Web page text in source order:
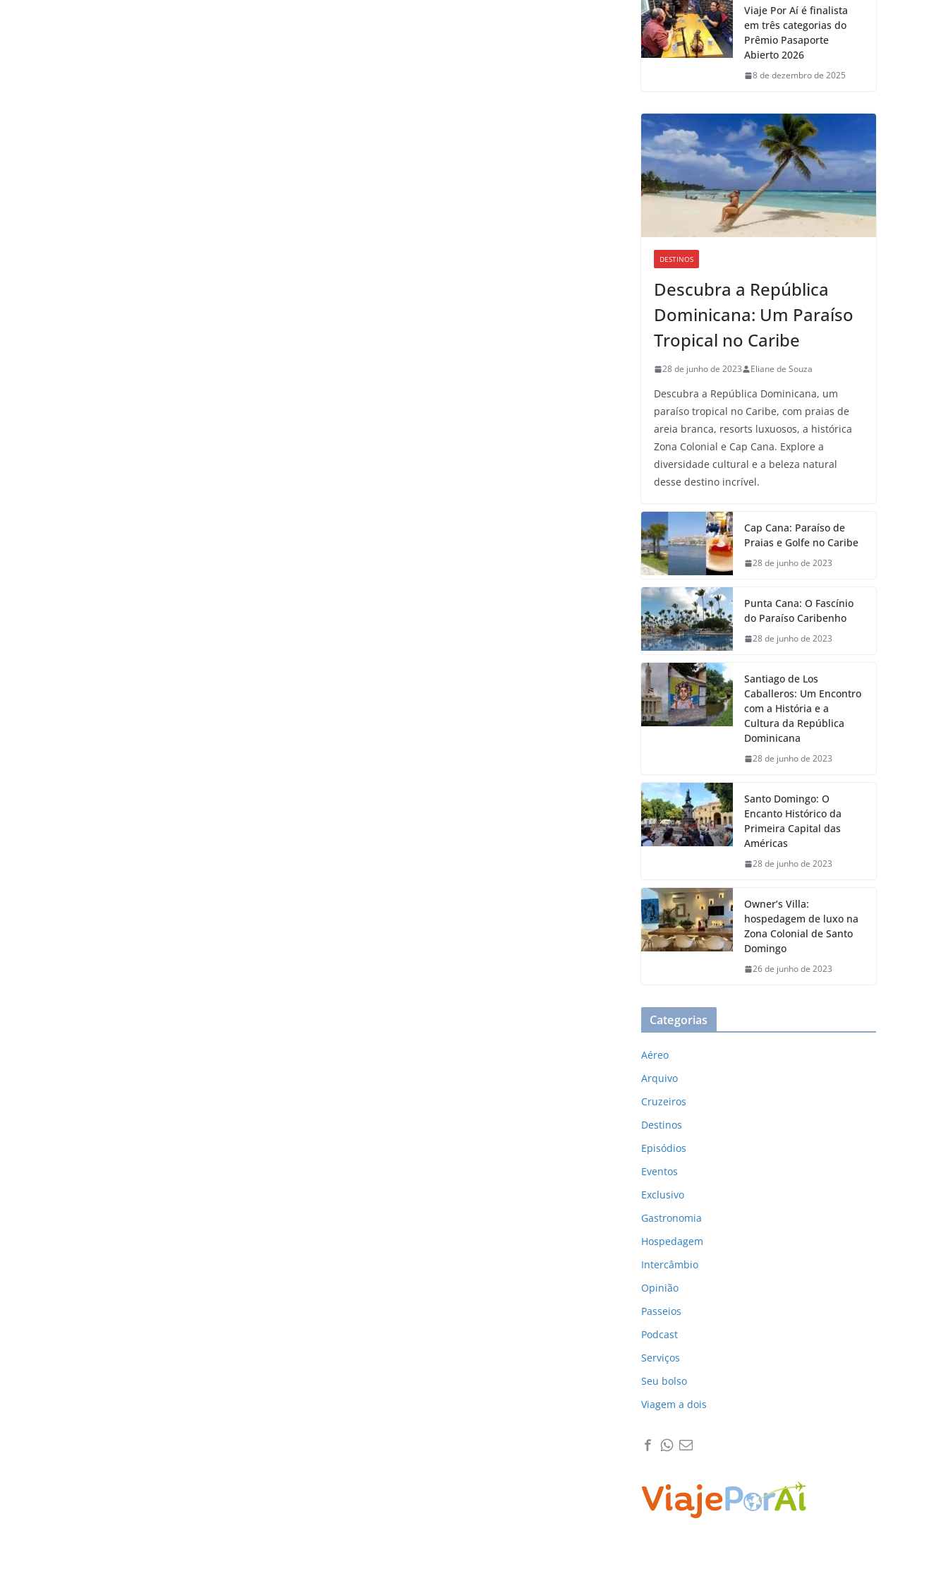
Viaje Por Aí é finalista
em três categorias do
Prêmio Pasaporte
Abierto 2026
8 de dezembro de 2025
DESTINOS
Descubra a República
Dominicana: Um Paraíso
Tropical no Caribe
28 de junho de 2023 Eliane de Souza
Descubra a República Dominicana, um
paraíso tropical no Caribe, com praias de
areia branca, resorts luxuosos, a histórica
Zona Colonial e Cap Cana. Explore a
diversidade cultural e a beleza natural
desse destino incrível.
Cap Cana: Paraíso de
Praias e Golfe no Caribe
28 de junho de 2023
Punta Cana: O Fascínio
do Paraíso Caribenho
28 de junho de 2023
Santiago de Los
Caballeros: Um Encontro
com a História e a
Cultura da República
Dominicana
28 de junho de 2023
Santo Domingo: O
Encanto Histórico da
Primeira Capital das
Américas
28 de junho de 2023
Owner’s Villa:
hospedagem de luxo na
Zona Colonial de Santo
Domingo
26 de junho de 2023
Categorias
Aéreo
Arquivo
Cruzeiros
Destinos
Episódios
Eventos
Exclusivo
Gastronomia
Hospedagem
Intercâmbio
Opinião
Passeios
Podcast
Serviços
Seu bolso
Viagem a dois